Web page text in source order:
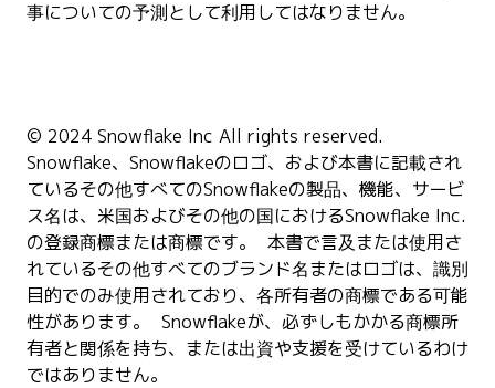
事についての予測として利用してはなりません。
© 2024 Snowflake Inc All rights reserved.
Snowflake、Snowflakeのロゴ、および本書に記載され
ているその他すべてのSnowflakeの製品、機能、サービ
ス名は、米国およびその他の国におけるSnowflake Inc.
の登録商標または商標です。 本書で言及または使用さ
れているその他すべてのブランド名またはロゴは、識別
目的でのみ使用されており、各所有者の商標である可能
性があります。 Snowflakeが、必ずしもかかる商標所
有者と関係を持ち、または出資や支援を受けているわけ
ではありません。